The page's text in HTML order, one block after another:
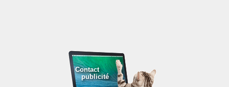
Contact
publicité